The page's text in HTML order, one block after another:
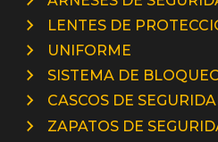
LENTES DE
UNIFORME
SISTEMA DE
CASCOS DE
ZAPATOS DE